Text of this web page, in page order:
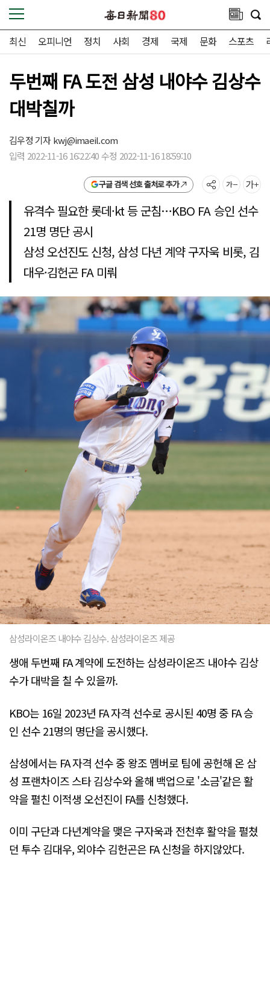
최신 오피니언 정치 사회 경제 국제 문화 스포츠
두번째 FA 도전 삼성 내야수 김상수
대박칠까
김우정 기자kwj@imaeil.com
입력 2022-11-16 16:22:40 수정 2022-11-16 18:59:10
구글 검색 선호 출처로 추가
유격수 필요한 롯데·kt 등 군침…KBO FA 승인 선수
21명 명단 공시
삼성 오선진도 신청, 삼성 다년 계약 구자욱 비롯, 김
대우·김헌곤 FA 미뤄
삼성라이온즈 내야수 김상수. 삼성라이온즈 제공
생애 두번째 FA 계약에 도전하는 삼성라이온즈 내야수 김상
수가 대박을 칠 수 있을까.
KBO는 16일 2023년 FA 자격 선수로 공시된 40명 중 FA 승
인 선수 21명의 명단을 공시했다.
삼성에서는 FA 자격 선수 중 왕조 멤버로 팀에 공헌해 온 삼
성 프랜차이즈 스타 김상수와 올해 백업으로 '소금'같은 활
약을 펼친 이적생 오선진이 FA를 신청했다.
이미 구단과 다년계약을 맺은 구자욱과 전천후 활약을 펼쳤
던 투수 김대우, 외야수 김헌곤은 FA 신청을 하지않았다.